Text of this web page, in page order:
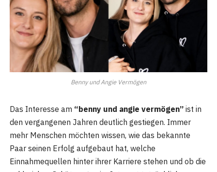
Benny und Angie Vermögen
Das Interesse am “benny und angie vermögen” ist in
den vergangenen Jahren deutlich gestiegen. Immer
mehr Menschen möchten wissen, wie das bekannte
Paar seinen Erfolg aufgebaut hat, welche
Einnahmequellen hinter ihrer Karriere stehen und ob die